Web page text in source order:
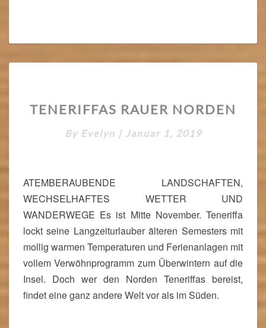
J
U
D
E
E
S
R
U
E
R
N
TENERIFFAS RAUER NORDEN
By Evelyn | Januar 1, 2019
ATEMBERAUBENDE LANDSCHAFTEN,
WECHSELHAFTES WETTER UND
WANDERWEGE Es ist Mitte November. Teneriffa
lockt seine Langzeiturlauber älteren Semesters mit
mollig warmen Temperaturen und Ferienanlagen mit
vollem Verwöhnprogramm zum Überwintern auf die
Insel. Doch wer den Norden Teneriffas bereist,
findet eine ganz andere Welt vor als im Süden.